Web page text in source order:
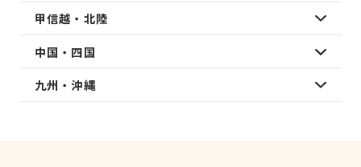
甲信越・北陸
中国・四国
九州・沖縄